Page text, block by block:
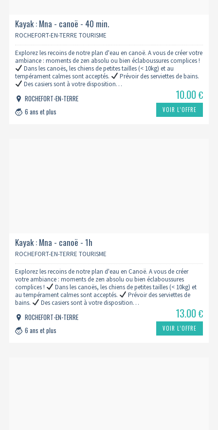
Kayak : Mna - canoë - 40 min.
ROCHEFORT-EN-TERRE TOURISME
Explorez les recoins de notre plan d'eau en canoë. A vous de créer votre
ambiance : moments de zen absolu ou bien éclaboussures complices !
Dans les canoës, les chiens de petites tailles (< 10kg) et au
tempérament calmes sont acceptés.
Prévoir des serviettes de bains.
Des casiers sont à votre disposition…
ROCHEFORT-EN-TERRE
6 ans et plus
10.00€
VOIR L’OFFRE
Kayak : Mna - canoë - 1h
ROCHEFORT-EN-TERRE TOURISME
Explorez les recoins de notre plan d'eau en Canoë. A vous de créer
votre ambiance : moments de zen absolu ou bien éclaboussures
complices !
Dans les canoës, les chiens de petites tailles (< 10kg) et
au tempérament calmes sont acceptés.
Prévoir des serviettes de
bains.
Des casiers sont à votre disposition…
ROCHEFORT-EN-TERRE
6 ans et plus
13.00€
VOIR L’OFFRE